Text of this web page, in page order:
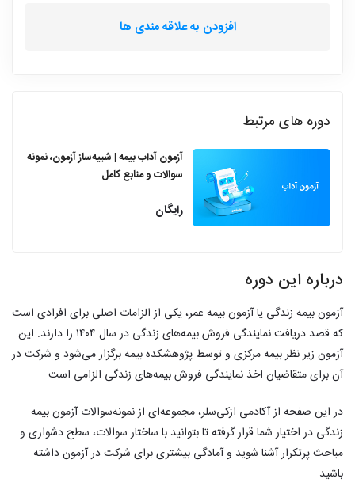
درباره این دوره
آزمون بیمه زندگی یا آزمون بیمه عمر، یکی از الزامات اصلی برای افرادی است
که قصد دریافت نمایندگی فروش بیمه‌های زندگی در سال ۱۴۰۴ را دارند. این
آزمون زیر نظر بیمه مرکزی و توسط پژوهشکده بیمه برگزار می‌شود و شرکت در
آن برای متقاضیان اخذ نمایندگی فروش بیمه‌های زندگی الزامی است.
در این صفحه از آکادمی ازکی‌سلر، مجموعه‌ای از نمونه‌سوالات آزمون بیمه
زندگی در اختیار شما قرار گرفته تا بتوانید با ساختار سوالات، سطح دشواری و
مباحث پرتکرار آشنا شوید و آمادگی بیشتری برای شرکت در آزمون داشته
باشید.
افزودن به علاقه مندی ها
دوره های مرتبط
آزمون آداب بیمه | شبیه‌ساز آزمون، نمونه
سوالات و منابع کامل
رایگان